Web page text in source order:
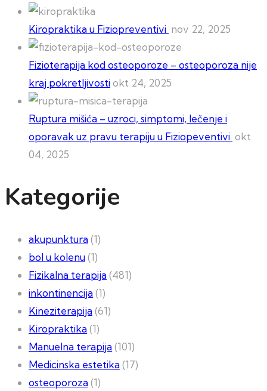
Kiropraktika u Fiziopreventivi nov 22, 2025
Fizioterapija kod osteoporoze – osteoporoza nije
kraj pokretljivostiokt 24, 2025
Ruptura mišića – uzroci, simptomi, lečenje i
oporavak uz pravu terapiju u Fiziopeventivi okt
04, 2025
Kategorije
akupunktura(1)
bol u kolenu(1)
Fizikalna terapija(481)
inkontinencija(1)
Kineziterapija(61)
Kiropraktika(1)
Manuelna terapija(101)
Medicinska estetika(17)
osteoporoza(1)